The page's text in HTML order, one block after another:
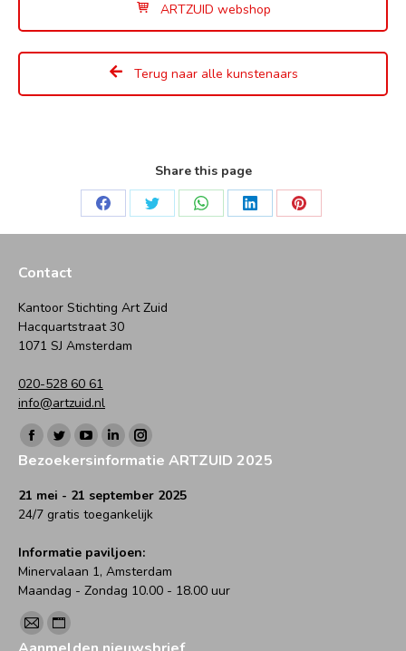
ARTZUID webshop
Terug naar alle kunstenaars
Share this page
Deel
Deel
Deel
Deel
Deel
Contact
Kantoor Stichting Art Zuid
Hacquartstraat 30
1071 SJ Amsterdam
020-528 60 61
info@artzuid.nl
Vind ons op:
Facebook
page
opens
in
window
Twitter
page
opens
in
window
YouTube
page
opens
in
window
Linkedin
page
opens
in
window
Instagram
page
opens
in
window
Bezoekersinformatie ARTZUID 2025
21 mei - 21 september 2025
24/7 gratis toegankelijk
Informatie paviljoen:
Minervalaan 1, Amsterdam
Maandag - Zondag 10.00 - 18.00 uur
Vind ons op:
Mail Website